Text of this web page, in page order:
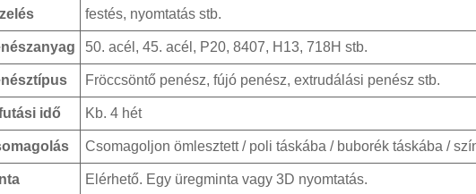
festés, nyomtatás stb.
50. acél, 45. acél, P20, 8407, H13, 718H stb.
Fröccsöntő penész, fújó penész, extrudálási penész stb.
idő Kb. 4 hét
Csomagoljon ömlesztett / poli táskába / buborék táskába /
Elérhető. Egy üregminta vagy 3D nyomtatás.